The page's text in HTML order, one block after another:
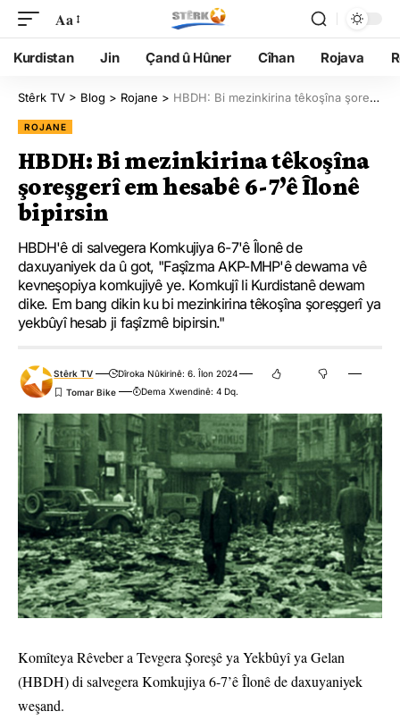
Aa
Kurdistan Jin Çand û Hûner Cîhan Rojava
Stêrk TV > Blog > Rojane > HBDH: Bi mezinkirina têkoşîna şoreşgerî em hesabê 6-7’ê Îlonê bipirsin
ROJANE
HBDH: Bi mezinkirina têkoşîna
şoreşgerî em hesabê 6-7’ê Îlonê
bipirsin
HBDH'ê di salvegera Komkujiya 6-7'ê Îlonê de
daxuyaniyek da û got, "Faşîzma AKP-MHP'ê dewama vê
kevneşopiya komkujiyê ye. Komkujî li Kurdistanê dewam
dike. Em bang dikin ku bi mezinkirina têkoşîna şoreşgerî ya
yekbûyî hesab ji faşîzmê bipirsin."
Stêrk TV
Dîroka Nûkirinê: 6. Îlon 2024
Dema Xwendinê: 4 Dq.
Komîteya Rêveber a Tevgera Şoreşê ya Yekbûyî ya Gelan
(HBDH) di salvegera Komkujiya 6-7’ê Îlonê de daxuyaniyek
weşand.